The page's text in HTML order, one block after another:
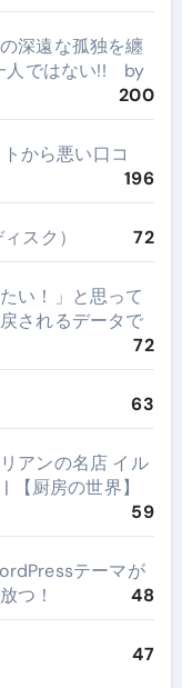
深遠な孤独を纏
人ではない!! by
200
から悪い口コ
196
スク） 72
い！」と思って
されるデータで
72
63
アンの名店 イル
【厨房の世界】
59
テーマが
放つ！
48
47